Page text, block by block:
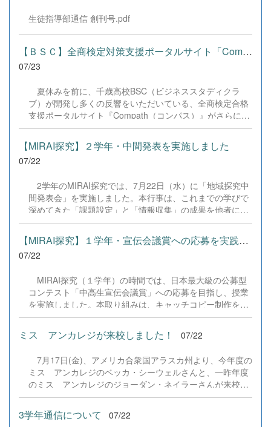
葉や国境を超えて笑顔で交流を深めました。 主催者の方か
らは、「国籍や年齢を問わず笑顔で寄り添い、自分で考え
て動く姿が素晴らしい。異文化理解のマインドが自然と身
についている」と、賞賛の声をいただきました！ 教室の中
だけでなく、地域や世界という広いフィールドで本領を発
姿に、誇らしさでいっぱいです。 教養科生、どんどん外へ
飛び出そう！ その温かい心と行動力を磨き、世界を笑顔に
する魅力的な人材へ成長していく皆さんを応援していま
す！
生徒指導部通信 創刊号.pdf
【ＢＳＣ】全商検定対策支援ポータルサイト「Compath（コンパス）...
07/23
夏休みを前に、千歳高校BSC（ビジネススタディクラ
ブ）が開発し多くの反響をいただいている、全商検定合格
支援ポータルサイト『Compath（コンパス）』がさらにバ
ージョンアップいたしました。 今回もユーザーの皆様か
らいただいたアンケートのご意見をもとに、BSC部員のプ
ログラミングチームがデバッグ（不具合修正）から新機能
の実装までを行いました。今回のアップデートでは、ビジ
務分析・ビジネスコミュニケーションなど各ジャンルに及
ぶ計79件の更新プログラムを一挙にリリースしました。
具体的には、各検定問題数の大幅増加をはじめ、英語翻訳
機能の追加、フォント拡大など視認性の改善、SEO対策
（タグの最適化）によるサイト動作の快適化を実施しまし
た（SEO対策は全てのプログラムで更新しました）。今後
も生徒たちの技術と発想力でより学びやすいサイトへと進
た『Compath（コンパス）』をご活用ください。 全商検定
対策支援ポータルサイト「Compath（コンパス）」 ■ 生徒
アンケートにご協力いただいた学校（11校）北海道滝川西
高等学校／北...
【MIRAI探究】２学年・中間発表を実施しました
07/22
2学年のMIRAI探究では、7月22日（水）に「地域探究中
間発表会」を実施しました。本行事は、これまでの学びで
深めてきた「課題設定」と「情報収集」の成果を他者にプ
レゼンテーションし、質疑応答やフィードバックを通じて
論理の整合性や不足している情報を自覚し、夏季休業以降
の分析・実践プロセスを加速させることを目的としていま
す。 当日は地域貢献や観光プロモーション、商品開発、
生徒が主体となって司会やタイムキーパーなどの進行を担
いました。各会場では発表と質疑応答、生徒同士の意見交
換が活発に行われ、互いの探究に真剣に耳を傾ける姿が見
られました。また、各会場には企業代表や起業家、地域活
動を牽引する外部アドバイザーの方々をお招きし、生徒た
ちの問いや提案に対して社会の第一線で活躍するプロの視
点から具体的で温かいご助言をいただきました。 生徒た
ちは他者の発表から新たな気づきを得るとともに、大人か
らの真剣なアドバイスに耳を傾け、自分たちの探究をさら
に深める手応えをつかんだ様子でした。お越しいただいた
もに、...
【MIRAI探究】１学年・宣伝会議賞への応募を実践しました
07/22
MIRAI探究（１学年）の時間では、日本最大級の公募型
コンテスト「中高生宣伝会議賞」への応募を目指し、授業
を実施しました。本取り組みは、キャッチコピー制作を通
じて、変化の激しい時代に必要な「問いを立て、考え、伝
える力」を育むことを目的としています。実際の企業課題
に挑む経験は、進路開拓の実績になるだけでなく、「自分
す。 授業の初日（７／１５）は広告業界やコピーの表現
技法を学び、多様な協賛企業の課題から興味のあるテーマ
を選択。2日目（７／２２）は持ち寄ったアイデアをペア
ワークで検討し、「情景が浮かぶか」「言葉の選択は適切
か」を前向きに議論して表現を研ぎ澄ませ、全員が端末か
ミス アンカレジが来校しました！ 07/22
7月17日(金)、アメリカ合衆国アラスカ州より、今年度の
ミス アンカレジのベッカ・シーウェルさんと、一昨年度
のミス アンカレジのジョーダン・ネイラーさんが来校し
ました。 5月にアラスカから帰国した石井さん、8月から
アラスカへの長期留学をスタートさせる谷部さん、そして
8月にアラスカへ帰国するジャズミンさんが学校生活の様
3学年通信について 07/22